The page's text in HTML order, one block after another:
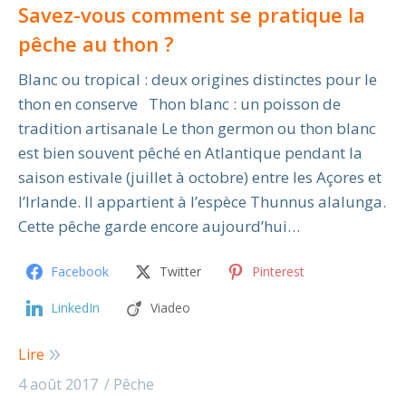
Savez-vous comment se pratique la
pêche au thon ?
Blanc ou tropical : deux origines distinctes pour le
thon en conserve Thon blanc : un poisson de
tradition artisanale Le thon germon ou thon blanc
est bien souvent pêché en Atlantique pendant la
saison estivale (juillet à octobre) entre les Açores et
l’Irlande. Il appartient à l’espèce Thunnus alalunga.
Cette pêche garde encore aujourd’hui…
Facebook Twitter Pinterest
LinkedIn Viadeo
Lire
4 août 2017
Pêche